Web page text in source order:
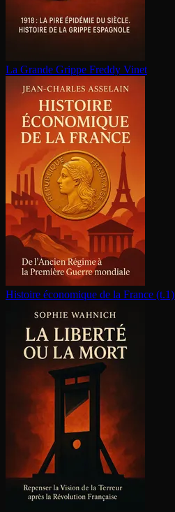
La Grande Grippe Freddy Vinet
Histoire économique de la France (t.1)